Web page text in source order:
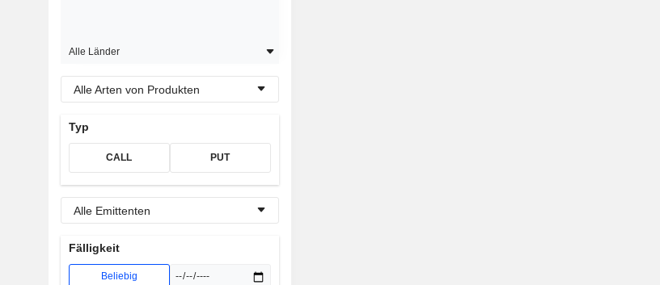
Alle Länder
Alle Arten von Produkten
Typ
CALL PUT
Alle Emittenten
Fälligkeit
Beliebig